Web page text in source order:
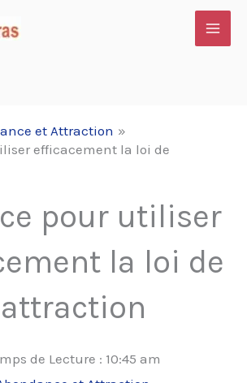
et Attraction
efficacement la loi de
pour utiliser
la loi de
de Lecture : 10:45 am